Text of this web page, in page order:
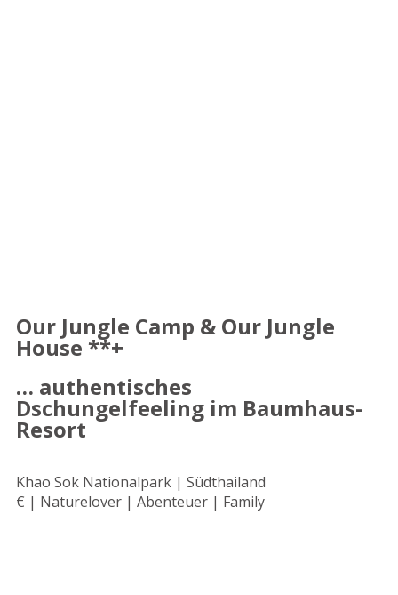
Our Jungle Camp & Our Jungle
House **+
… authentisches
Dschungelfeeling im Baumhaus-
Resort
Khao Sok Nationalpark | Südthailand
€ | Naturelover | Abenteuer | Family